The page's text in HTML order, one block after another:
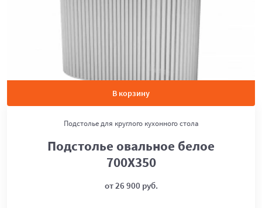
В корзину
Подстолье для круглого кухонного стола
Подстолье овальное белое
700Х350
от 26 900 руб.